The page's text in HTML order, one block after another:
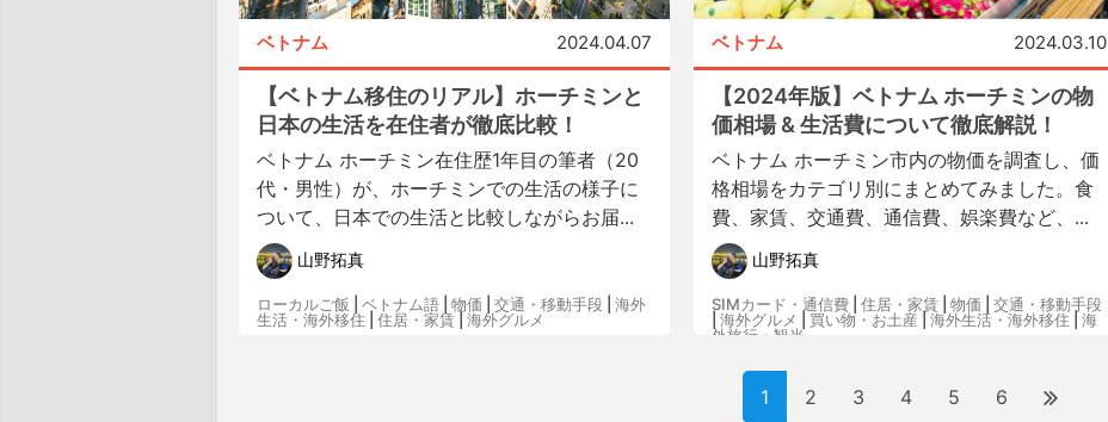
ベトナム 2024.04.07
【ベトナム移住のリアル】ホーチミンと
日本の生活を在住者が徹底比較！
ベトナム ホーチミン在住歴1年目の筆者（20
代・男性）が、ホーチミンでの生活の様子に
ついて、日本での生活と比較しながらお届...
山野拓真
ローカルご飯 ベトナム語 物価 交通・移動手段
海外
生活・海外移住
住居・家賃 海外グルメ
ベトナム 2024.03.10
【2024年版】ベトナム ホーチミンの物
価相場 & 生活費について徹底解説！
ベトナム ホーチミン市内の物価を調査し、価
格相場をカテゴリ別にまとめてみました。食
費、家賃、交通費、通信費、娯楽費など、...
山野拓真
SIMカード・通信費 住居・家賃 物価
交通・移動手段
海外グルメ 買い物・お土産 海外生活・海外移住
海
外旅行・観光
1 2 3 4 5 6